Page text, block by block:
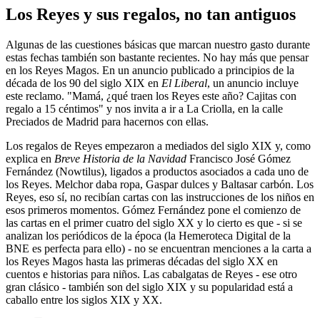
Los Reyes y sus regalos, no tan antiguos
Algunas de las cuestiones básicas que marcan nuestro gasto durante
estas fechas también son bastante recientes. No hay más que pensar
en los Reyes Magos. En un anuncio publicado a principios de la
década de los 90 del siglo XIX en El Liberal, un anuncio incluye
este reclamo. "Mamá, ¿qué traen los Reyes este año? Cajitas con
regalo a 15 céntimos" y nos invita a ir a La Criolla, en la calle
Preciados de Madrid para hacernos con ellas.
Los regalos de Reyes empezaron a mediados del siglo XIX y, como
explica en Breve Historia de la Navidad Francisco José Gómez
Fernández (Nowtilus), ligados a productos asociados a cada uno de
los Reyes. Melchor daba ropa, Gaspar dulces y Baltasar carbón. Los
Reyes, eso sí, no recibían cartas con las instrucciones de los niños en
esos primeros momentos. Gómez Fernández pone el comienzo de
las cartas en el primer cuatro del siglo XX y lo cierto es que - si se
analizan los periódicos de la época (la Hemeroteca Digital de la
BNE es perfecta para ello) - no se encuentran menciones a la carta a
los Reyes Magos hasta las primeras décadas del siglo XX en
cuentos e historias para niños. Las cabalgatas de Reyes - ese otro
gran clásico - también son del siglo XIX y su popularidad está a
caballo entre los siglos XIX y XX.